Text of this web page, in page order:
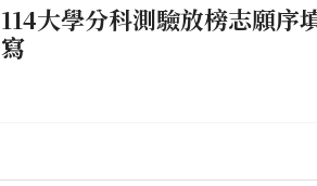
114大學分科測驗放榜志願序
寫